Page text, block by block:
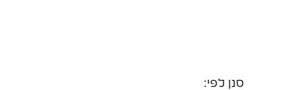
סנן לפי: